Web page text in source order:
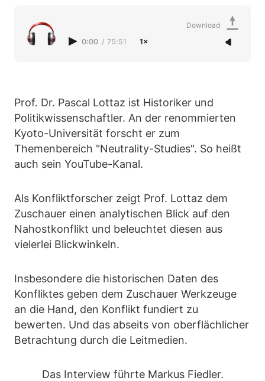
0:00 / 75:51 1×
Download
Prof. Dr. Pascal Lottaz ist Historiker und
Politikwissenschaftler. An der renommierten
Kyoto-Universität forscht er zum
Themenbereich "Neutrality-Studies". So heißt
auch sein YouTube-Kanal.
Als Konfliktforscher zeigt Prof. Lottaz dem
Zuschauer einen analytischen Blick auf den
Nahostkonflikt und beleuchtet diesen aus
vielerlei Blickwinkeln.
Insbesondere die historischen Daten des
Konfliktes geben dem Zuschauer Werkzeuge
an die Hand, den Konflikt fundiert zu
bewerten. Und das abseits von oberflächlicher
Betrachtung durch die Leitmedien.
Das Interview führte Markus Fiedler.